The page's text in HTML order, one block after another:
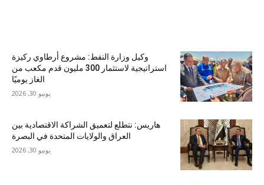
وكيل وزارة النفط: مشروع أرطاوي ركيزة
استراتيجية لاستثمار 300 مليون قدم مكعب من
الغاز يوميًا
يونيو 30, 2026
هاريس: نتطلع لتعميق الشراكة الاقتصادية بين
العراق والولايات المتحدة في البصرة
يونيو 30, 2026